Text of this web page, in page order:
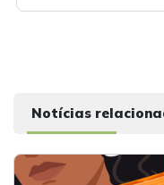
Notícias